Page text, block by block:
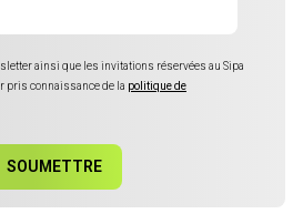
ainsi que les invitations réservées au Sipa
pris connaissance de la politique de